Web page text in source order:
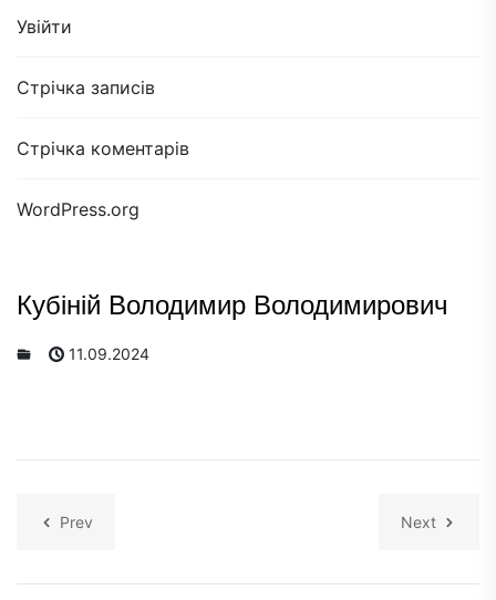
Увійти
Стрічка записів
Стрічка коментарів
WordPress.org
Кубіній Володимир Володимирович
11.09.2024
Prev Next